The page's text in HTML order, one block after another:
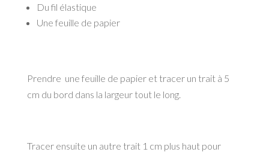
Du fil élastique
Une feuille de papier
Prendre une feuille de papier et tracer un trait à 5
cm du bord dans la largeur tout le long.
Tracer ensuite un autre trait 1 cm plus haut pour